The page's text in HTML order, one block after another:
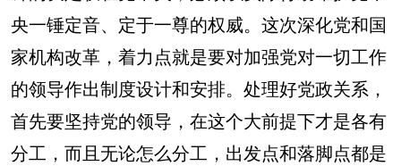
央一锤定音、定于一尊的权威。这次深化党和国
家机构改革，着力点就是要对加强党对一切工作
的领导作出制度设计和安排。处理好党政关系，
首先要坚持党的领导，在这个大前提下才是各有
分工，而且无论怎么分工，出发点和落脚点都是